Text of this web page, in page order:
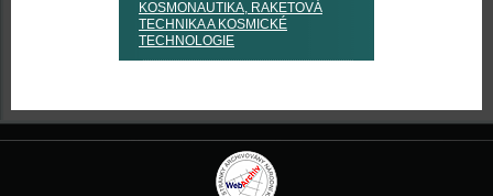
KOSMONAUTIKA, RAKETOVÁ
TECHNIKA A KOSMICKÉ
TECHNOLOGIE